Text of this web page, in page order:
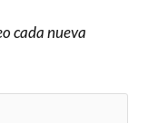
cada nueva